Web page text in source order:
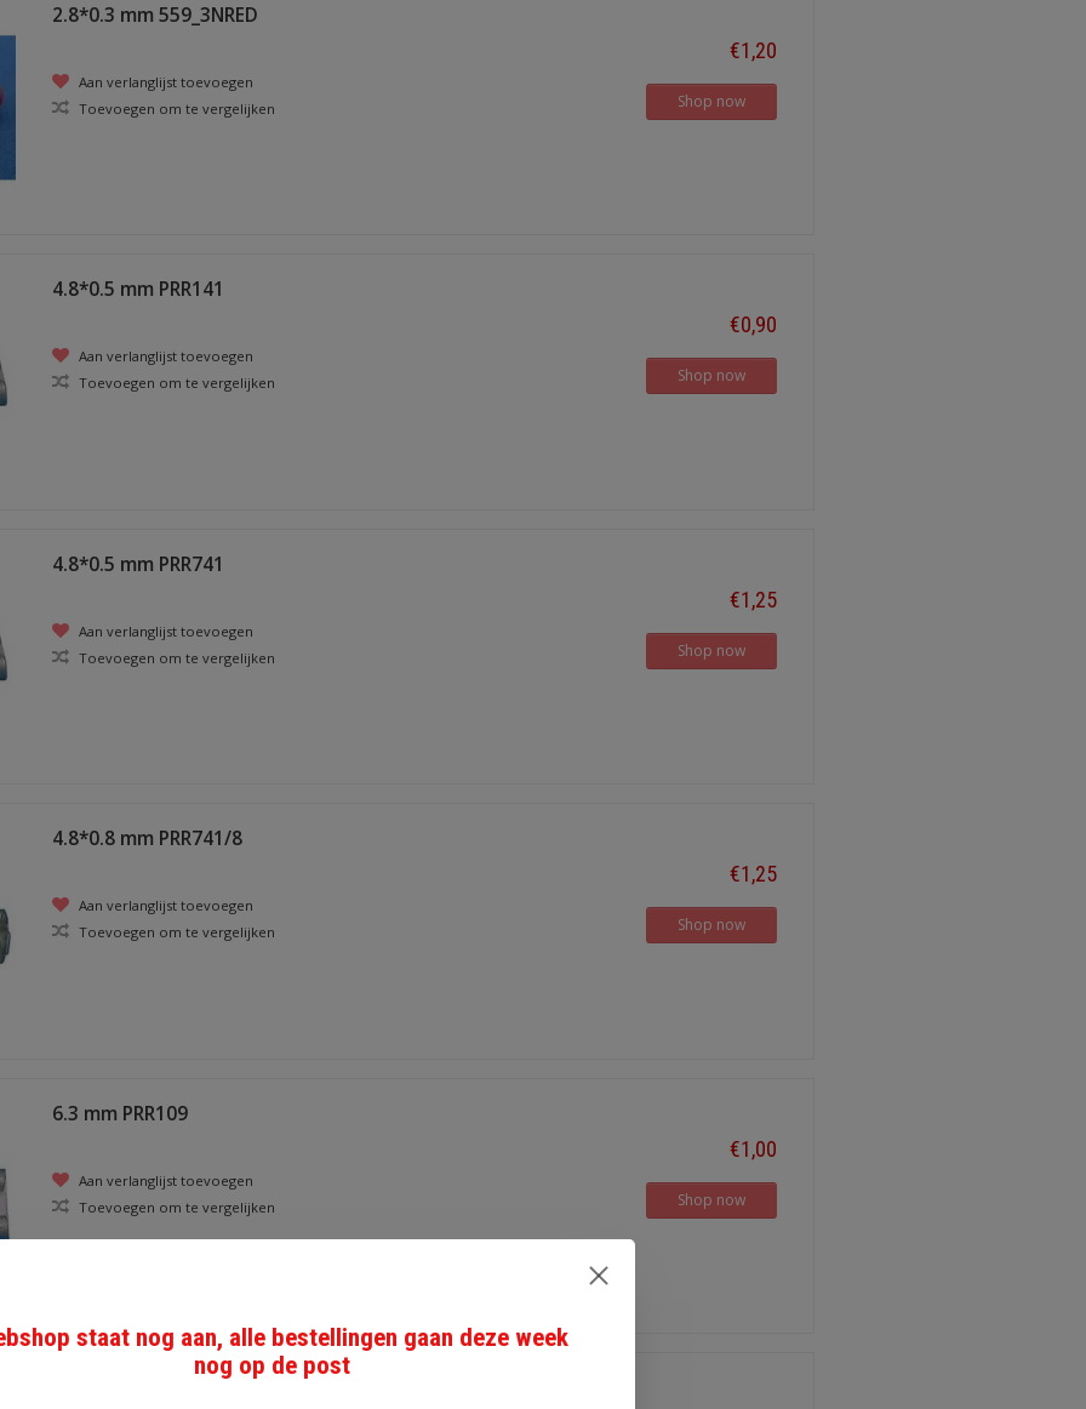
2.8*0.3 mm 559_3NRED
Aan verlanglijst toevoegen
Toevoegen om te vergelijken
€1,20
Shop now
4.8*0.5 mm PRR141
Aan verlanglijst toevoegen
Toevoegen om te vergelijken
€0,90
Shop now
4.8*0.5 mm PRR741
Aan verlanglijst toevoegen
Toevoegen om te vergelijken
€1,25
Shop now
4.8*0.8 mm PRR741/8
Aan verlanglijst toevoegen
Toevoegen om te vergelijken
€1,25
Shop now
6.3 mm PRR109
Aan verlanglijst toevoegen
Toevoegen om te vergelijken
€1,00
Shop now
staat nog aan, alle bestellingen gaan deze week
nog op de post